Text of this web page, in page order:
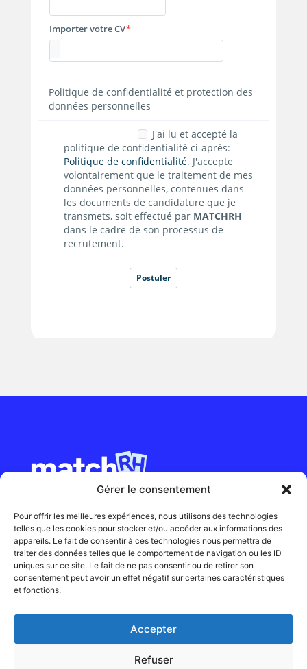
Gérer le consentement
Pour offrir les meilleures expériences, nous utilisons des technologies
telles que les cookies pour stocker et/ou accéder aux informations des
appareils. Le fait de consentir à ces technologies nous permettra de
traiter des données telles que le comportement de navigation ou les ID
uniques sur ce site. Le fait de ne pas consentir ou de retirer son
consentement peut avoir un effet négatif sur certaines caractéristiques
et fonctions.
Accepter
Refuser
Qui sommes-nous ? Nos expertises Nos offres
Nous
contacter
Candidatures spontanées News
Mentions légales